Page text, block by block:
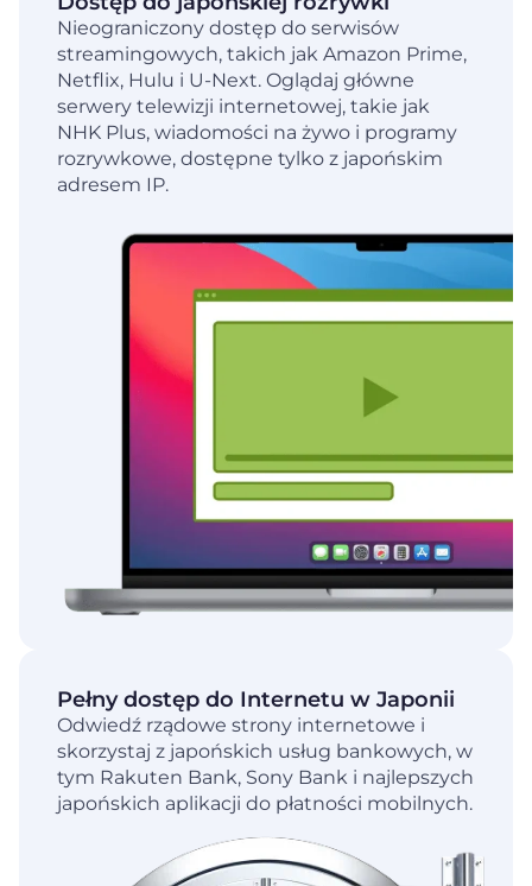
Nieograniczony dostęp do serwisów
streamingowych, takich jak Amazon Prime,
Netflix, Hulu i U-Next. Oglądaj główne
serwery telewizji internetowej, takie jak
NHK Plus, wiadomości na żywo i programy
rozrywkowe, dostępne tylko z japońskim
adresem IP.
Pełny dostęp do Internetu w Japonii
Odwiedź rządowe strony internetowe i
skorzystaj z japońskich usług bankowych, w
tym Rakuten Bank, Sony Bank i najlepszych
japońskich aplikacji do płatności mobilnych.